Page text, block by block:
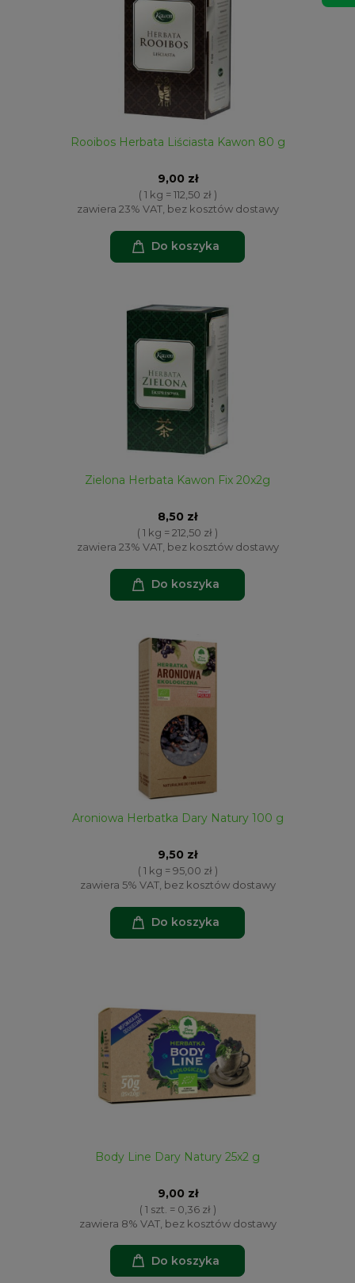
Rooibos Herbata Liściasta Kawon 80 g
9,00 zł
( 1 kg = 112,50 zł )
zawiera 23% VAT, bez kosztów dostawy
Do koszyka
Zielona Herbata Kawon Fix 20x2g
8,50 zł
( 1 kg = 212,50 zł )
zawiera 23% VAT, bez kosztów dostawy
Do koszyka
Aroniowa Herbatka Dary Natury 100 g
9,50 zł
( 1 kg = 95,00 zł )
zawiera 5% VAT, bez kosztów dostawy
Do koszyka
Body Line Dary Natury 25x2 g
9,00 zł
( 1 szt. = 0,36 zł )
zawiera 8% VAT, bez kosztów dostawy
Do koszyka